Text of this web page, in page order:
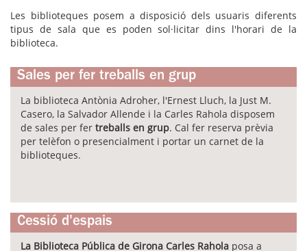
Les biblioteques posem a disposició dels usuaris diferents
tipus de sala que es poden sol·licitar dins l'horari de la
biblioteca.
Sales per fer treballs en grup
La biblioteca Antònia Adroher, l'Ernest Lluch, la Just M.
Casero, la Salvador Allende i la Carles Rahola disposem
de sales per fer treballs en grup. Cal fer reserva prèvia
per telèfon o presencialment i portar un carnet de la
biblioteques.
Cessió d'espais
La Biblioteca Pública de Girona Carles Rahola posa a